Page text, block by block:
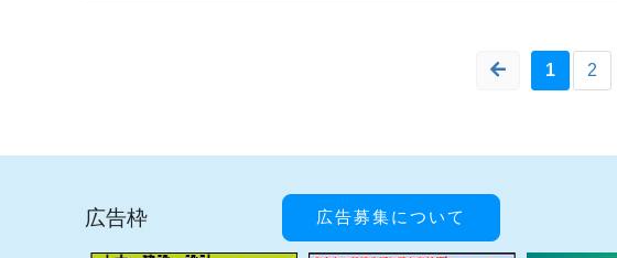
1 2
広告枠 広告募集について